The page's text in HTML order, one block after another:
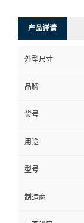
产品详请
外型尺寸
品牌
货号
用途
型号
制造商